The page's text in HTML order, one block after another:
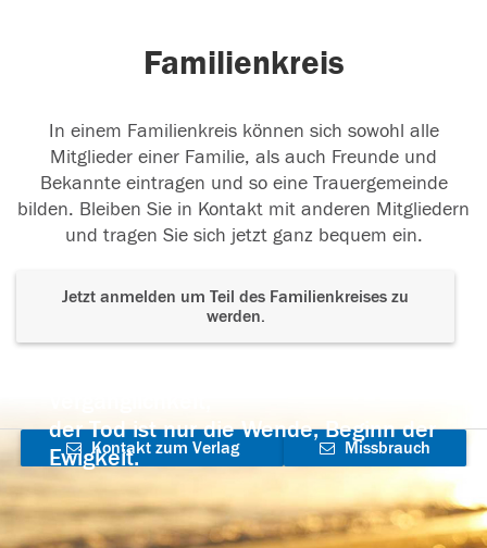
Familienkreis
In einem Familienkreis können sich sowohl alle
Mitglieder einer Familie, als auch Freunde und
Bekannte eintragen und so eine Trauergemeinde
bilden. Bleiben Sie in Kontakt mit anderen Mitgliedern
und tragen Sie sich jetzt ganz bequem ein.
Jetzt anmelden um Teil des Familienkreises zu
werden.
der Tod ist nur die Wende, Beginn der
Ewigkeit.
Kontakt zum Verlag
aufnehmen
Missbrauch